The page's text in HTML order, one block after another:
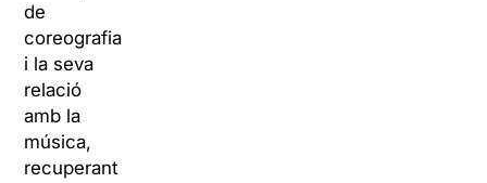
de
coreografia
i la seva
relació
amb la
música,
recuperant